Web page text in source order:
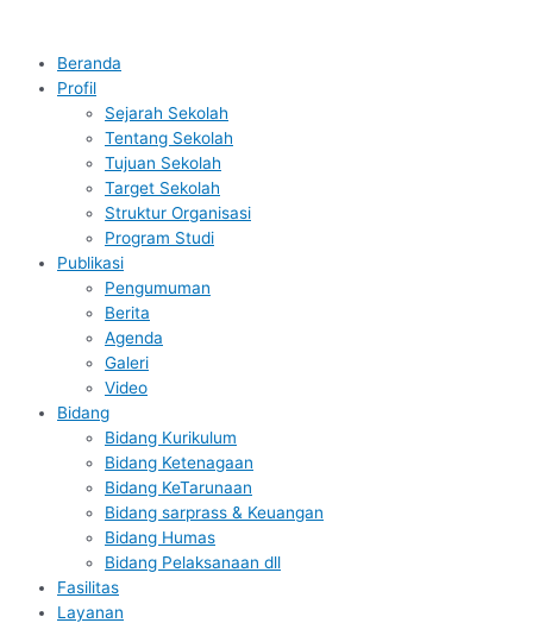
Beranda
Profil
Sejarah Sekolah
Tentang Sekolah
Tujuan Sekolah
Target Sekolah
Struktur Organisasi
Program Studi
Publikasi
Pengumuman
Berita
Agenda
Galeri
Video
Bidang
Bidang Kurikulum
Bidang Ketenagaan
Bidang KeTarunaan
Bidang sarprass & Keuangan
Bidang Humas
Bidang Pelaksanaan dll
Fasilitas
Layanan